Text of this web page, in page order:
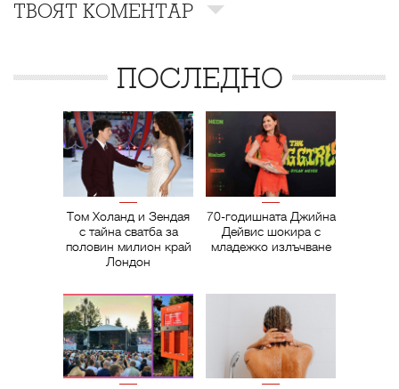
ТВОЯТ КОМЕНТАР
ПОСЛЕДНО
Том Холанд и Зендая
с тайна сватба за
половин милион край
Лондон
70-годишната Джийна
Дейвис шокира с
младежко излъчване